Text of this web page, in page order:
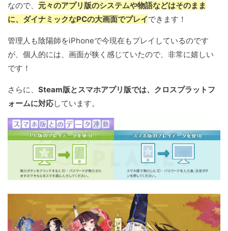
なので、 元々のアプリ版のシステムや物語などはそのまま
に、ダイナミックなPCの大画面でプレイできます！
管理人も陰陽師をiPhoneで今現在もプレイしているのです
が、個人的には、画面が狭く感じていたので、非常に嬉しい
です！
さらに、 Steam版とスマホアプリ版では、クロスプラットフ
ォームに対応しています。